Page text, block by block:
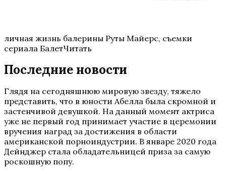
личная жизнь балерины Руты Майерс, съемки
сериала БалетЧитать
Последние новости
Глядя на сегодняшнюю мировую звезду, тяжело
представить, что в юности Абелла была скромной и
застенчивой девушкой. На данный момент актриса
уже не первый год принимает участие в церемонии
вручения наград за достижения в области
американской порноиндустрии. В январе 2020 года
Дейнджер стала обладательницей приза за самую
роскошную попу.